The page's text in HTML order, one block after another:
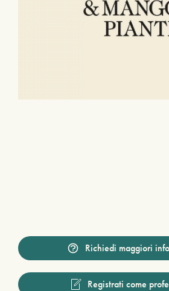
Richiedi maggiori
Registrati come